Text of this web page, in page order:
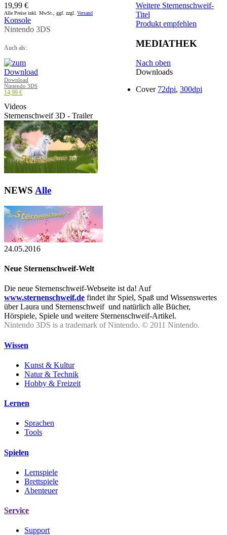
19,99 €
Alle Preise inkl. MwSt., ggf. zzgl. Versand
Konsole
Nintendo 3DS
Auch als:
Download
Nintendo 3DS
14,99 €
Weitere Sternenschweif-
Titel
Produkt empfehlen
MEDIATHEK
Nach oben
Downloads
Cover 72dpi, 300dpi
Videos
Sternenschweif 3D - Trailer
NEWS Alle
24.05.2016
Neue Sternenschweif-Welt
Die neue Sternenschweif-Webseite ist da! Auf
www.sternenschweif.de findet ihr Spiel, Spaß und Wissenswertes
über Laura und Sternenschweif und natürlich alle Bücher,
Hörspiele, Spiele und weitere Sternenschweif-Artikel.
Nintendo 3DS is a trademark of Nintendo. © 2011 Nintendo.
Wissen
Kunst & Kultur
Natur & Technik
Hobby & Freizeit
Lernen
Sprachen
Tools
Spielen
Lernspiele
Brettspiele
Abenteuer
Service
Support